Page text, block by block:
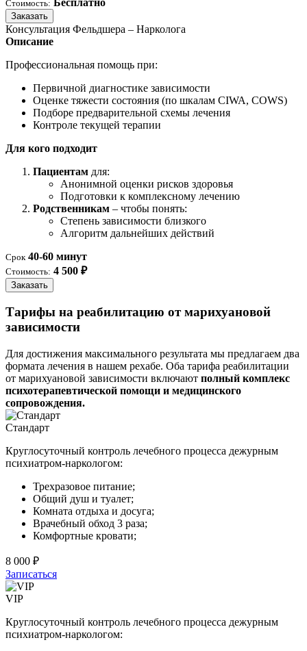
Стоимость:
Заказать
Консультация Фельдшера – Нарколога
Описание
Профессиональная помощь при:
Первичной диагностике зависимости
Оценке тяжести состояния (по шкалам CIWA, COWS)
Подборе предварительной схемы лечения
Контроле текущей терапии
Для кого подходит
Пациентам для:
Анонимной оценки рисков здоровья
Подготовки к комплексному лечению
Родственникам – чтобы понять:
Степень зависимости близкого
Алгоритм дальнейших действий
Срок 40-60 минут
Стоимость: 4 500 ₽
Заказать
Тарифы на реабилитацию от марихуановой
зависимости
Для достижения максимального результата мы предлагаем два
формата лечения в нашем рехабе. Оба тарифа реабилитации
от марихуановой зависимости включают полный комплекс
психотерапевтической помощи и медицинского
сопровождения.
Стандарт
Круглосуточный контроль лечебного процесса дежурным
психиатром-наркологом:
Трехразовое питание;
Общий душ и туалет;
Комната отдыха и досуга;
Врачебный обход 3 раза;
Комфортные кровати;
8 000 ₽
Записаться
VIP
Круглосуточный контроль лечебного процесса дежурным
психиатром-наркологом: